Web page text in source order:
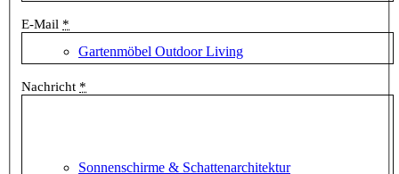
Gartenmöbel Outdoor Living
Sonnenschirme & Schattenarchitektur
E-Mail *
Nachricht *